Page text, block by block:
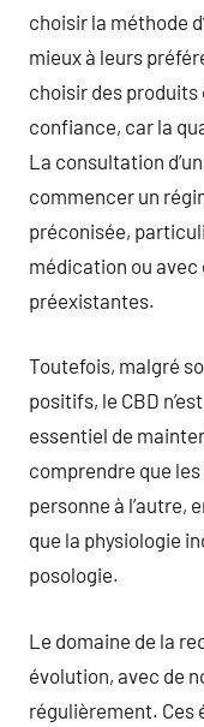
choisir la méthode
mieux à leurs
choisir des produits
confiance, car la
La consultation
commencer un
préconisée,
médication ou
préexistantes.
Toutefois, malgré
positifs, le CBD
essentiel de
comprendre que
personne à l’autre,
que la physiologie
posologie.
Le domaine de la
évolution, avec de
régulièrement. Ces